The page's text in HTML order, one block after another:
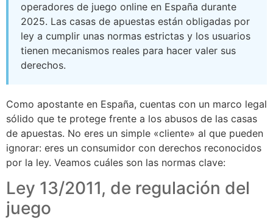
operadores de juego online en España durante
2025. Las casas de apuestas están obligadas por
ley a cumplir unas normas estrictas y los usuarios
tienen mecanismos reales para hacer valer sus
derechos.
Como apostante en España, cuentas con un marco legal
sólido que te protege frente a los abusos de las casas
de apuestas. No eres un simple «cliente» al que pueden
ignorar: eres un consumidor con derechos reconocidos
por la ley. Veamos cuáles son las normas clave:
Ley 13/2011, de regulación del
juego